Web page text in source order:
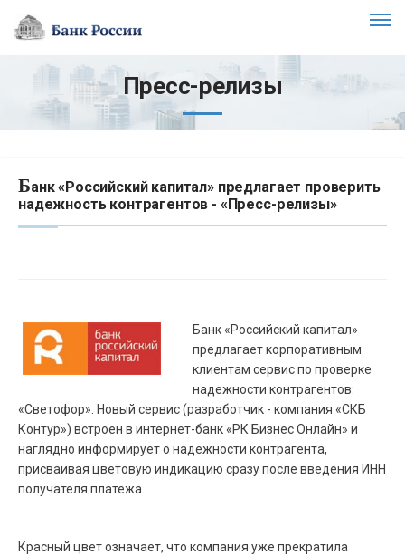
Пресс-релизы
Банк «Российский капитал» предлагает проверить
надежность контрагентов - «Пресс-релизы»
Банк «Российский капитал»
предлагает корпоративным
клиентам сервис по проверке
надежности контрагентов:
«Светофор». Новый сервис (разработчик - компания «СКБ
Контур») встроен в интернет-банк «РК Бизнес Онлайн» и
наглядно информирует о надежности контрагента,
присваивая цветовую индикацию сразу после введения ИНН
получателя платежа.
Красный цвет означает, что компания уже прекратила